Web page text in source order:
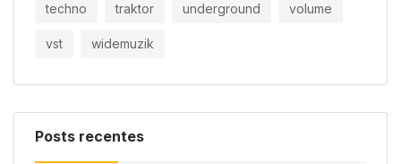
techno traktor underground volume
vst widemuzik
Posts recentes